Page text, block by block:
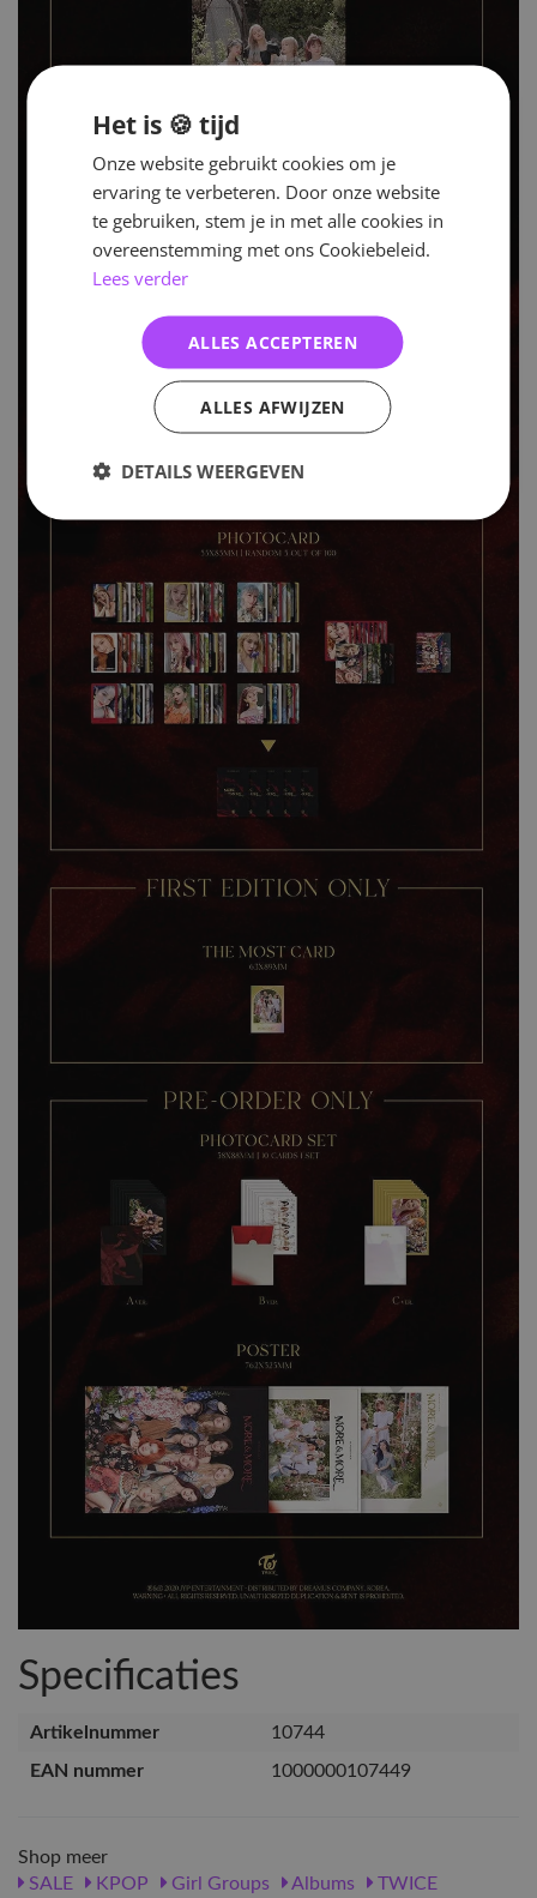
Specificaties
Artikelnummer
10744
EAN nummer
1000000107449
Shop meer
SALE
KPOP Girl Groups Albums
TWICE
Het is 🍪 tijd
Onze website gebruikt cookies om je
ervaring te verbeteren. Door onze website
te gebruiken, stem je in met alle cookies in
overeenstemming met ons Cookiebeleid.
Lees verder
ALLES ACCEPTEREN
ALLES AFWIJZEN
DETAILS WEERGEVEN